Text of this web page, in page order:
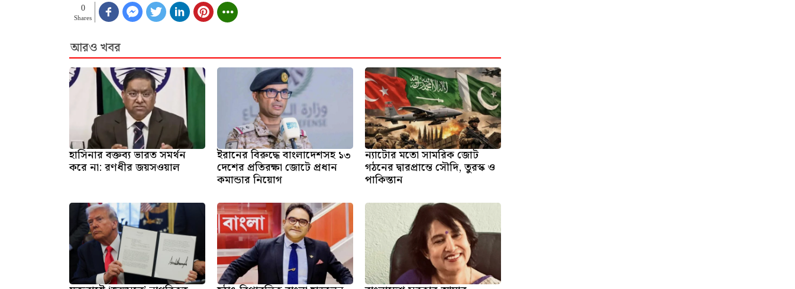
0
Shares
আরও খবর
হাসিনার বক্তব্য ভারত সমর্থন
করে না: রণধীর জয়সওয়াল
ইরানের বিরুদ্ধে বাংলাদেশসহ ১৩
দেশের প্রতিরক্ষা জোটে প্রধান
কমান্ডার নিয়োগ
ন্যাটোর মতো সামরিক জোট
গঠনের দ্বারপ্রান্তে সৌদি, তুরস্ক ও
পাকিস্তান